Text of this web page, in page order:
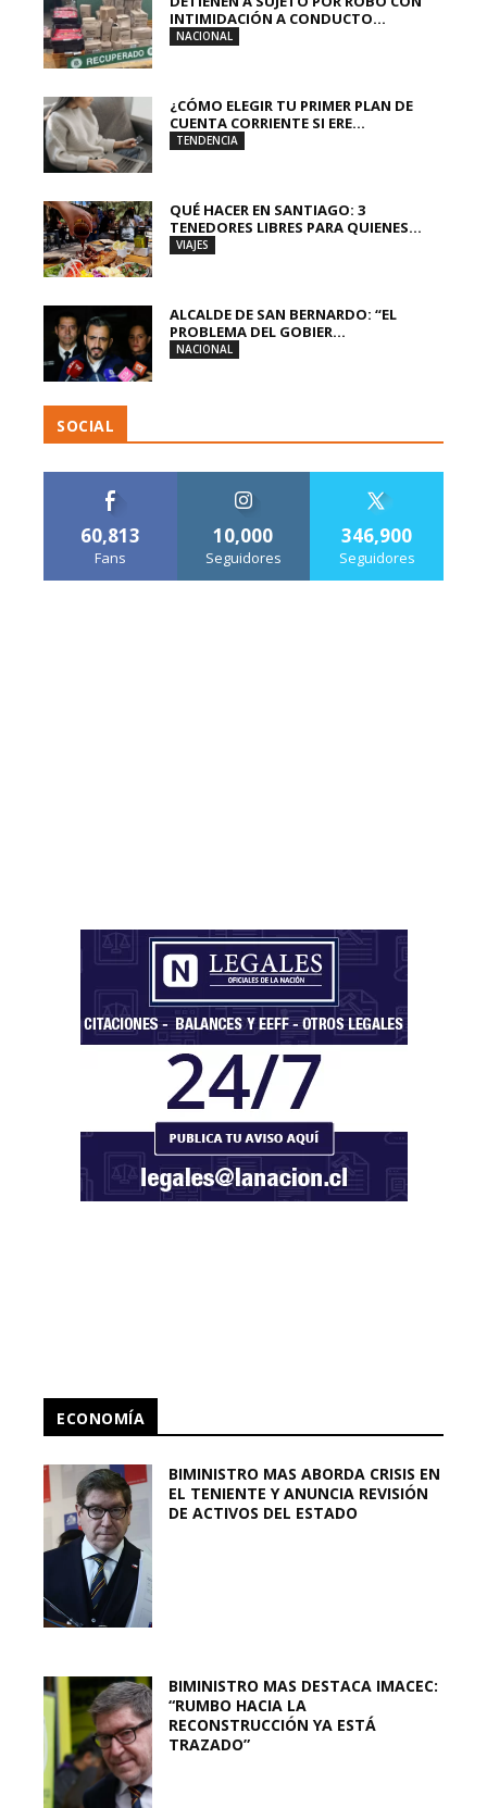
INTIMIDACIÓN A CONDUCTO...
NACIONAL
¿CÓMO ELEGIR TU PRIMER PLAN DE
CUENTA CORRIENTE SI ERE...
TENDENCIA
QUÉ HACER EN SANTIAGO: 3
TENEDORES LIBRES PARA QUIENES...
VIAJES
ALCALDE DE SAN BERNARDO: “EL
PROBLEMA DEL GOBIER...
NACIONAL
SOCIAL
60,813
Fans
10,000
Seguidores
346,900
Seguidores
ECONOMÍA
BIMINISTRO MAS ABORDA CRISIS EN
EL TENIENTE Y ANUNCIA REVISIÓN
DE ACTIVOS DEL ESTADO
BIMINISTRO MAS DESTACA IMACEC:
“RUMBO HACIA LA
RECONSTRUCCIÓN YA ESTÁ
TRAZADO”